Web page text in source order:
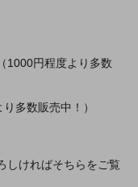
1000円程度より多数
多数販売中！）
しければそちらをご覧